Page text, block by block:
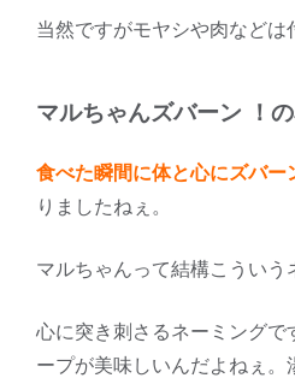
当然ですがモヤシや肉などは
マルちゃんズバーン ！
食べた瞬間に体と心にズバ
りましたねぇ。
マルちゃんって結構こういう
心に突き刺さるネーミング
ープが美味しいんだよねぇ